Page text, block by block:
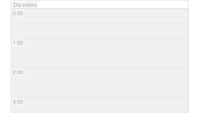
Dia inteiro
0:00
1:00
2:00
3:00